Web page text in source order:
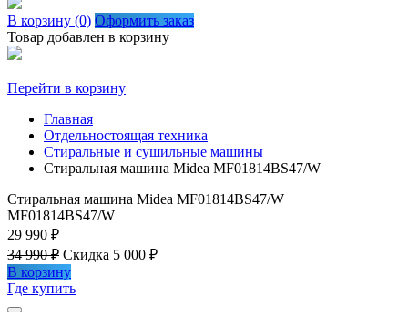
В корзину (0) Оформить заказ
Товар добавлен в корзину
Перейти в корзину
Главная
Отдельностоящая техника
Стиральные и сушильные машины
Стиральная машина Midea MF01814BS47/W
Стиральная машина Midea MF01814BS47/W
MF01814BS47/W
29 990 ₽
34 990 ₽ Скидка 5 000 ₽
В корзину
Где купить